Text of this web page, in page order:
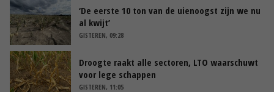
‘De eerste 10 ton van de uienoogst zijn we nu
al kwijt’
GISTEREN, 09:28
Droogte raakt alle sectoren, LTO waarschuwt
voor lege schappen
GISTEREN, 11:05